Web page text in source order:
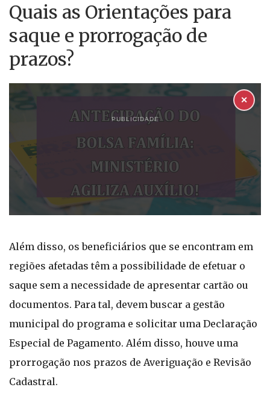
Quais as Orientações para
saque e prorrogação de
prazos?
PUBLICIDADE
✕
Além disso, os beneficiários que se encontram em
regiões afetadas têm a possibilidade de efetuar o
saque sem a necessidade de apresentar cartão ou
documentos. Para tal, devem buscar a gestão
municipal do programa e solicitar uma Declaração
Especial de Pagamento. Além disso, houve uma
prorrogação nos prazos de Averiguação e Revisão
Cadastral.